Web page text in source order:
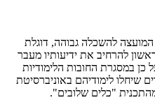
להשכלה גבוהה, דוגלת
להרחיב את ידיעותיו מעבר
במסגרת החובות הלימודיות
שיחלו לימודיהם באוניברסיטת
"כלים שלובים".